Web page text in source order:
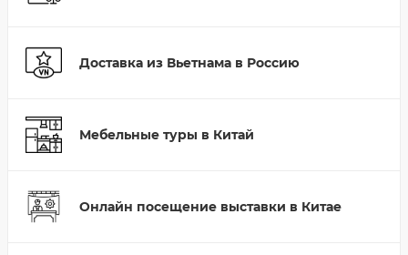
Доставка из Вьетнама в Россию
Мебельные туры в Китай
Онлайн посещение выставки в Китае